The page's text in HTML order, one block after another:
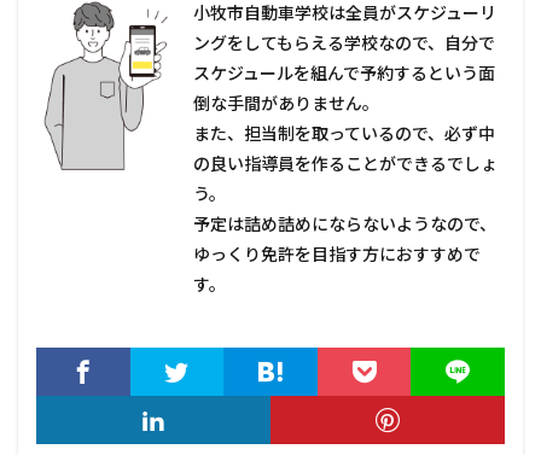
小牧市自動車学校は全員がスケジューリ
ングをしてもらえる学校なので、自分で
スケジュールを組んで予約するという面
倒な手間がありません。
また、担当制を取っているので、必ず中
の良い指導員を作ることができるでしょ
う。
予定は詰め詰めにならないようなので、
ゆっくり免許を目指す方におすすめで
す。